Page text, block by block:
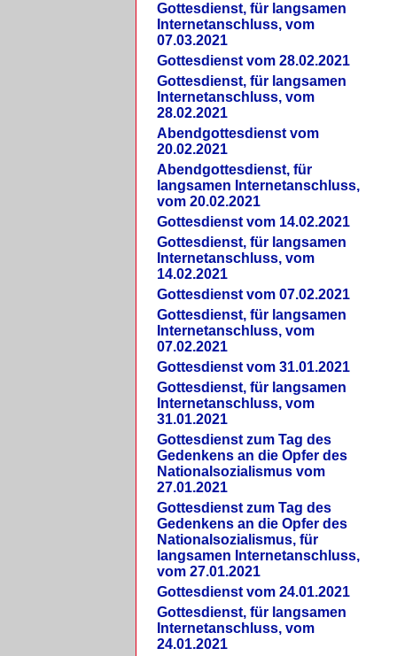
Gottesdienst, für langsamen
Internetanschluss, vom
07.03.2021
Gottesdienst vom 28.02.2021
Gottesdienst, für langsamen
Internetanschluss, vom
28.02.2021
Abendgottesdienst vom
20.02.2021
Abendgottesdienst, für
langsamen Internetanschluss,
vom 20.02.2021
Gottesdienst vom 14.02.2021
Gottesdienst, für langsamen
Internetanschluss, vom
14.02.2021
Gottesdienst vom 07.02.2021
Gottesdienst, für langsamen
Internetanschluss, vom
07.02.2021
Gottesdienst vom 31.01.2021
Gottesdienst, für langsamen
Internetanschluss, vom
31.01.2021
Gottesdienst zum Tag des
Gedenkens an die Opfer des
Nationalsozialismus vom
27.01.2021
Gottesdienst zum Tag des
Gedenkens an die Opfer des
Nationalsozialismus, für
langsamen Internetanschluss,
vom 27.01.2021
Gottesdienst vom 24.01.2021
Gottesdienst, für langsamen
Internetanschluss, vom
24.01.2021